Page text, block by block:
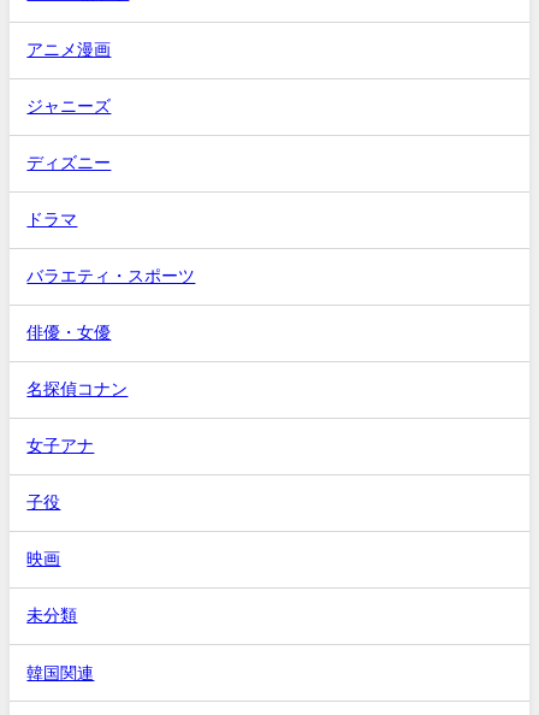
アニメ漫画
ジャニーズ
ディズニー
ドラマ
バラエティ・スポーツ
俳優・女優
名探偵コナン
女子アナ
子役
映画
未分類
韓国関連